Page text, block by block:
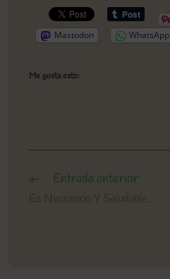
Mastodon
WhatsApp
Me gusta esto:
Leer
artículos
Entrada anterior
Es Necesario Y Saludable…